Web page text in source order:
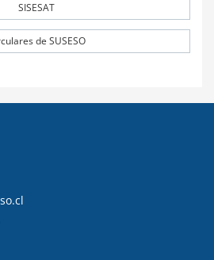
SISESAT
de SUSESO